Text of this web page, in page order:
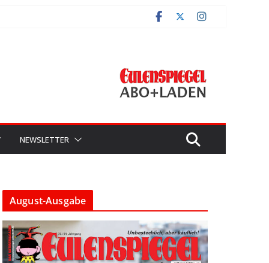
NEWSLETTER
August-Ausgabe